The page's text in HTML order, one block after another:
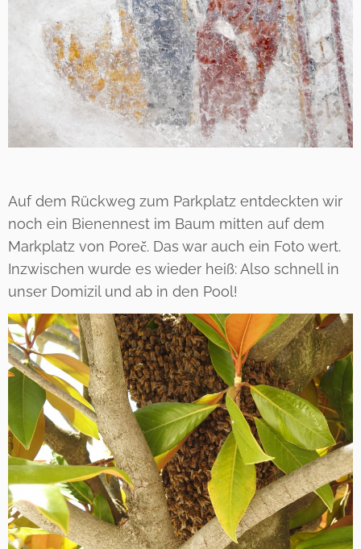
Auf dem Rückweg zum Parkplatz entdeckten wir
noch ein Bienennest im Baum mitten auf dem
Markplatz von Poreč. Das war auch ein Foto wert.
Inzwischen wurde es wieder heiß: Also schnell in
unser Domizil und ab in den Pool!